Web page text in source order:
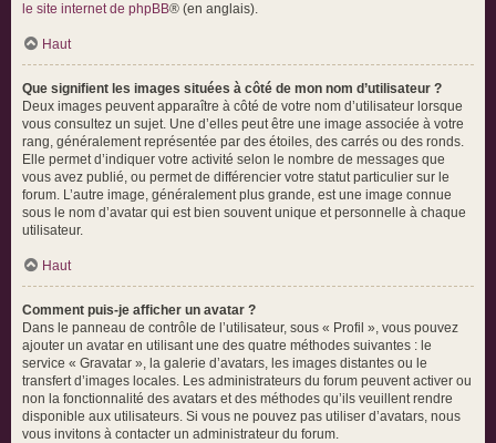
le site internet de phpBB® (en anglais).
Haut
Que signifient les images situées à côté de mon nom d’utilisateur ?
Deux images peuvent apparaître à côté de votre nom d’utilisateur lorsque
vous consultez un sujet. Une d’elles peut être une image associée à votre
rang, généralement représentée par des étoiles, des carrés ou des ronds.
Elle permet d’indiquer votre activité selon le nombre de messages que
vous avez publié, ou permet de différencier votre statut particulier sur le
forum. L’autre image, généralement plus grande, est une image connue
sous le nom d’avatar qui est bien souvent unique et personnelle à chaque
utilisateur.
Haut
Comment puis-je afficher un avatar ?
Dans le panneau de contrôle de l’utilisateur, sous « Profil », vous pouvez
ajouter un avatar en utilisant une des quatre méthodes suivantes : le
service « Gravatar », la galerie d’avatars, les images distantes ou le
transfert d’images locales. Les administrateurs du forum peuvent activer ou
non la fonctionnalité des avatars et des méthodes qu’ils veuillent rendre
disponible aux utilisateurs. Si vous ne pouvez pas utiliser d’avatars, nous
vous invitons à contacter un administrateur du forum.